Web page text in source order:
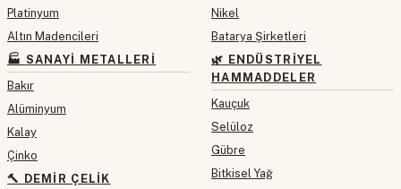
Platinyum
Altın Madencileri
🏭 SANAYI METALLERI
Bakır
Alüminyum
Kalay
Çinko
🔨 DEMIR ÇELIK
Nikel
Batarya Şirketleri
🌿 ENDÜSTRIYEL
HAMMADDELER
Kauçuk
Selüloz
Gübre
Bitkisel Yağ